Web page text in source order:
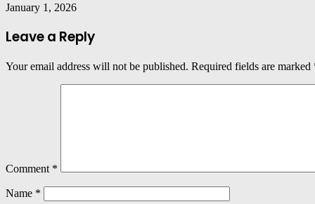
January 1, 2026
Leave a Reply
Your email address will not be published. Required fields are marked
Comment *
Name *